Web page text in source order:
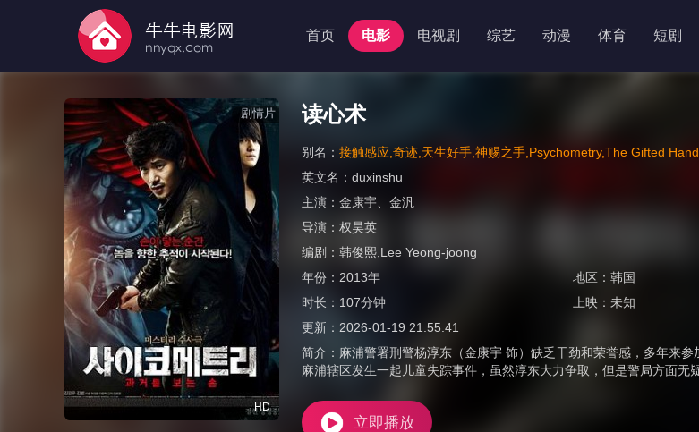
首页 电影 电视剧 综艺 动漫 体育 短剧
剧情片
HD
读心术
别名： 接触感应,奇迹,天生好手,神赐之手,Psychometry,The Gifted
英文名： duxinshu
主演： 金康宇
金汎
导演： 权昊英
编剧： 韩俊熙,Lee Yeong-joong
年份： 2013年 地区：韩国
时长： 107分钟 上映：未知
更新： 2026-01-19 21:55:41
简介： 麻浦警署刑警杨淳东（金康宇 饰）缺乏干劲和荣誉感，多年来
麻浦辖区发生一起儿童失踪事件，虽然淳东大力争取，但是警局方面无
立即播放